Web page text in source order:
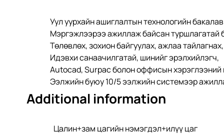
Уул уурхайн ашиглалтын технологийн
Мэргэжлээрээ ажиллаж байсан туршлагатай
Төлөвлөх, зохион байгуулах, ажлаа
Идэвхи санаачилгатай, шинийг эрэлхийлэгч,
Аutocad, Surpac болон оффисын
Ээлжийн буюу 10/5 ээлжийн
Additional information
Цалин+зам цагийн нэмэгдэл+илүү цаг